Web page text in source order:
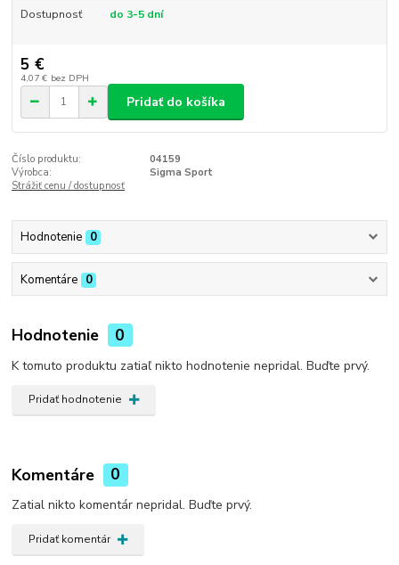
Dostupnosť do 3-5 dní
5 €
4,07 € bez DPH
Pridať do košíka
Číslo produktu:
04159
Výrobca:
Sigma Sport
Strážiť cenu / dostupnosť
Hodnotenie 0
Komentáre 0
Hodnotenie 0
K tomuto produktu zatiaľ nikto hodnotenie nepridal. Buďte prvý.
Pridať hodnotenie
Komentáre 0
Zatial nikto komentár nepridal. Buďte prvý.
Pridať komentár